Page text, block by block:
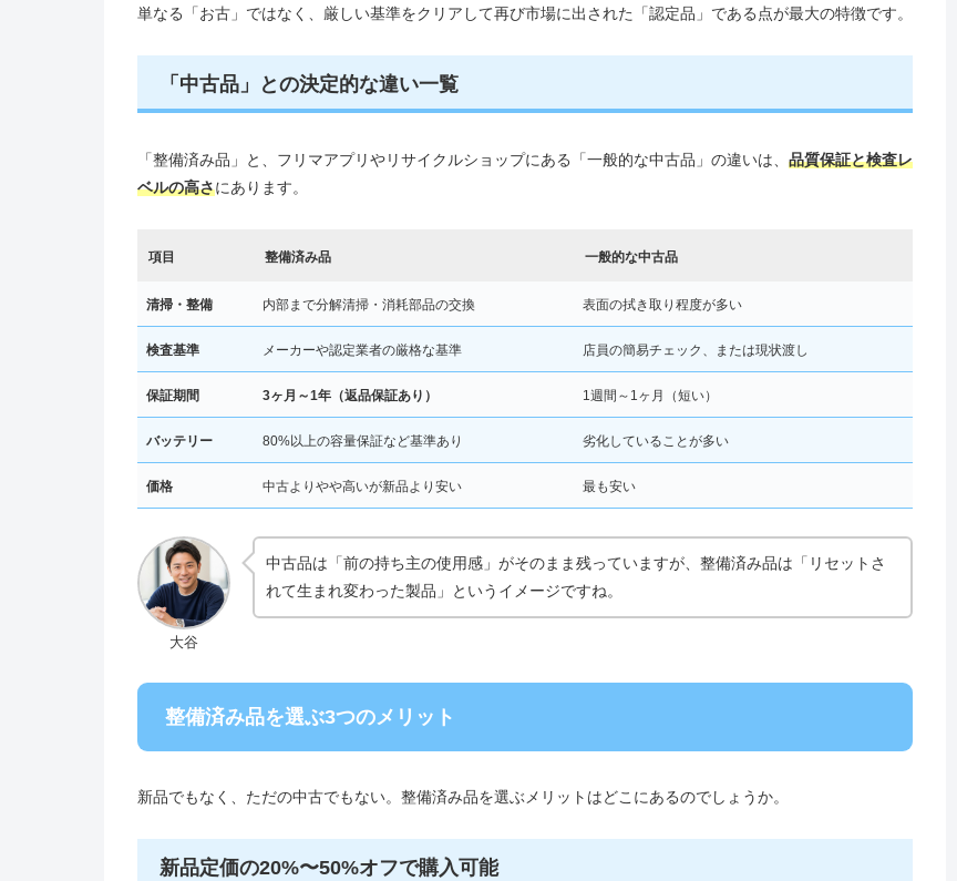
単なる「お古」ではなく、厳しい基準をクリアして再び市場に出された「認定品」である点が最大の特徴です。
「中古品」との決定的な違い一覧
「整備済み品」と、フリマアプリやリサイクルショップにある「一般的な中古品」の違いは、 品質保証と検査レ
ベルの高さにあります。
項目 整備済み品 一般的な中古品
清掃・整備 内部まで分解清掃・消耗部品の交換 表面の拭き取り程度が多い
検査基準 メーカーや認定業者の厳格な基準 店員の簡易チェック、または現状渡し
保証期間 3ヶ月～1年（返品保証あり） 1週間～1ヶ月（短い）
バッテリー 80%以上の容量保証など基準あり 劣化していることが多い
価格 中古よりやや高いが新品より安い 最も安い
大谷
中古品は「前の持ち主の使用感」がそのまま残っていますが、整備済み品は「リセットさ
れて生まれ変わった製品」というイメージですね。
整備済み品を選ぶ3つのメリット
新品でもなく、ただの中古でもない。整備済み品を選ぶメリットはどこにあるのでしょうか。
新品定価の20%〜50%オフで購入可能